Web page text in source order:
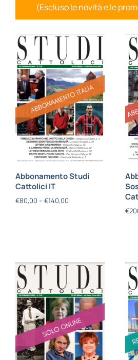
(Escluso le novità e le
Abbonamento Studi
Cattolici IT
€80,00 – €140,00
€